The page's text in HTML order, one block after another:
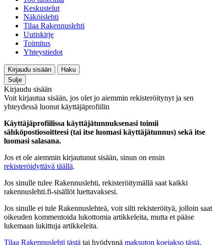
Keskustelut
Näköislehti
Tilaa Rakennuslehti
Uutiskirje
Toimitus
Yhteystiedot
Kirjaudu sisään
Haku
Sulje
Kirjaudu sisään
Voit kirjautua sisään, jos olet jo aiemmin rekisteröitynyt ja sen
yhteydessä luonut käyttäjäprofiilin
Käyttäjäprofiilissa käyttäjätunnuksenasi toimii
sähköpostiosoitteesi (tai itse luomasi käyttäjätunnus) sekä itse
luomasi salasana.
Jos et ole aiemmin kirjautunut sisään, sinun on ensin
rekisteröidyttävä täällä.
Jos sinulle tulee Rakennuslehti, rekisteröitymällä saat kaikki
rakennuslehti.fi-sisällöt luettavaksesi.
Jos sinulle ei tule Rakennuslehteä, voit silti rekisteröityä, jolloin saat
oikeuden kommentoida lukottomia artikkeleita, mutta et pääse
lukemaan lukittuja artikkeleita.
Tilaa Rakennuslehti tästä tai hyödynnä maksuton koejakso tästä.